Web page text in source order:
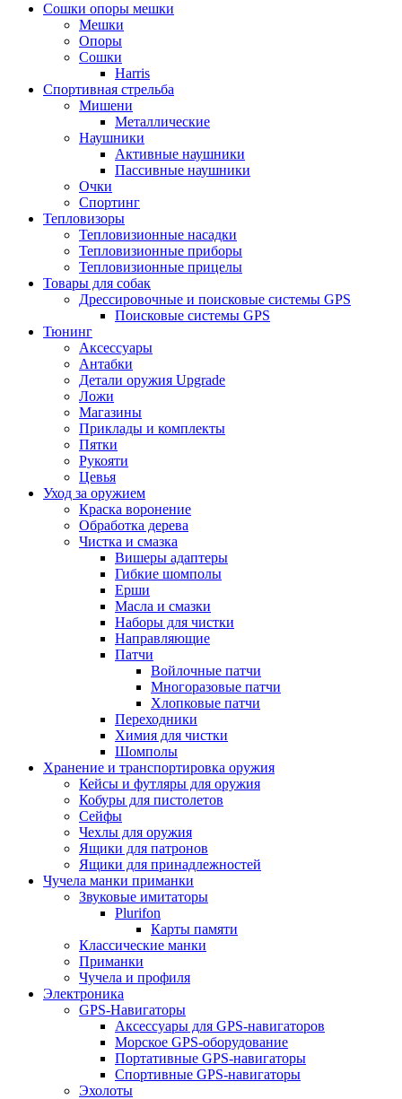
Сошки опоры мешки
Мешки
Опоры
Сошки
Harris
Спортивная стрельба
Мишени
Металлические
Наушники
Активные наушники
Пассивные наушники
Очки
Спортинг
Тепловизоры
Тепловизионные насадки
Тепловизионные приборы
Тепловизионные прицелы
Товары для собак
Дрессировочные и поисковые системы GPS
Поисковые системы GPS
Тюнинг
Аксессуары
Антабки
Детали оружия Upgrade
Ложи
Магазины
Приклады и комплекты
Пятки
Рукояти
Цевья
Уход за оружием
Краска воронение
Обработка дерева
Чистка и смазка
Вишеры адаптеры
Гибкие шомполы
Ерши
Масла и смазки
Наборы для чистки
Направляющие
Патчи
Войлочные патчи
Многоразовые патчи
Хлопковые патчи
Переходники
Химия для чистки
Шомполы
Хранение и транспортировка оружия
Кейсы и футляры для оружия
Кобуры для пистолетов
Сейфы
Чехлы для оружия
Ящики для патронов
Ящики для принадлежностей
Чучела манки приманки
Звуковые имитаторы
Plurifon
Карты памяти
Классические манки
Приманки
Чучела и профиля
Электроника
GPS-Навигаторы
Аксессуары для GPS-навигаторов
Морское GPS-оборудование
Портативные GPS-навигаторы
Спортивные GPS-навигаторы
Эхолоты